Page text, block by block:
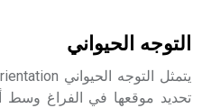
التوجه الحيواني
تحديد موقعها في الفراغ وسط